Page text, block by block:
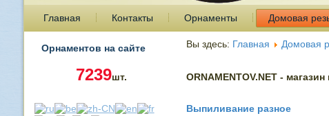
Главная Контакты Орнаменты Домовая
Орнаментов на сайте
7239шт.
Вы здесь: Главная Домовая
ORNAMENTOV.NET -
Выпиливание разное